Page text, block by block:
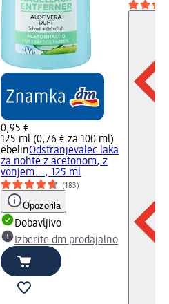
0,95 €
125 ml (0,76 € za 100 ml)
ebelinOdstranjevalec laka
za nohte z acetonom, z
vonjem..., 125 ml
(183)
Opozorila
Dobavljivo
Izberite dm prodajalno